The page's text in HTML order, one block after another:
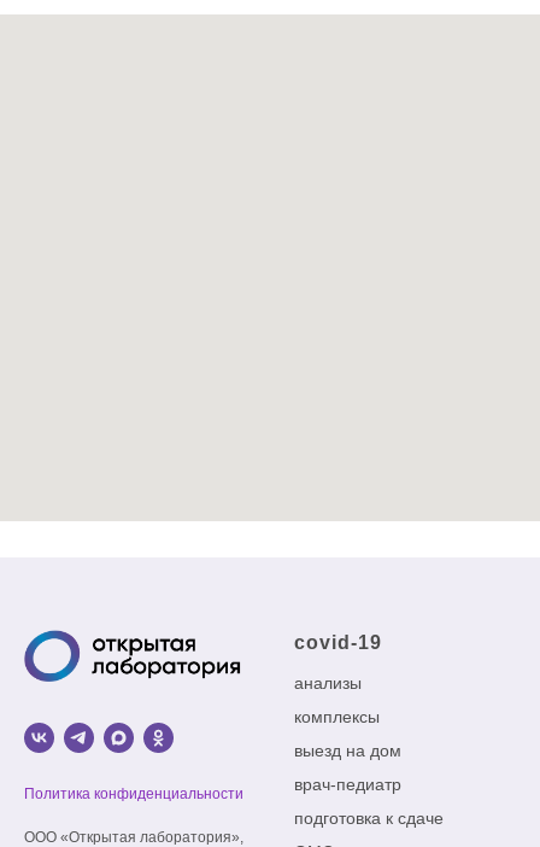
Политика конфиденциальности
ООО «Открытая лаборатория»,
covid-19
анализы
комплексы
выезд на дом
врач-педиатр
подготовка к сдаче